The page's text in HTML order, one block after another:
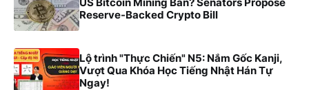
Reserve-Backed Crypto Bill
Lộ trình "Thực Chiến" N5: Nắm Gốc Kanji,
Vượt Qua Khóa Học Tiếng Nhật Hán Tự
Ngay!